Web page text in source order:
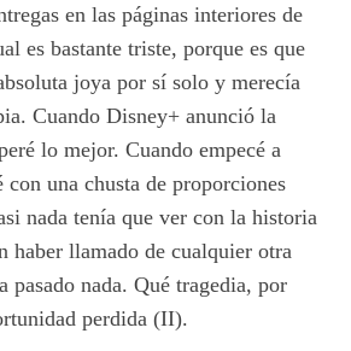
en las páginas interiores de
es bastante triste, porque es que
joya por sí solo y merecía
Cuando Disney+ anunció la
lo mejor. Cuando empecé a
con una chusta de proporciones
nada tenía que ver con la historia
haber llamado de cualquier otra
pasado nada. Qué tragedia, por
perdida (II).